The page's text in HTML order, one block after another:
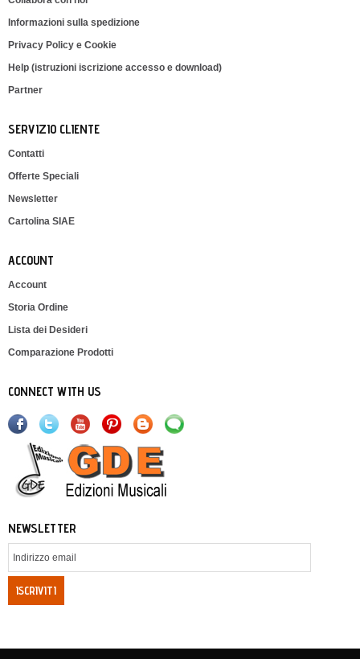
Informazioni sulla spedizione
Privacy Policy e Cookie
Help (istruzioni iscrizione accesso e download)
Partner
SERVIZIO CLIENTE
Contatti
Offerte Speciali
Newsletter
Cartolina SIAE
ACCOUNT
Account
Storia Ordine
Lista dei Desideri
Comparazione Prodotti
CONNECT WITH US
NEWSLETTER
ISCRIVITI